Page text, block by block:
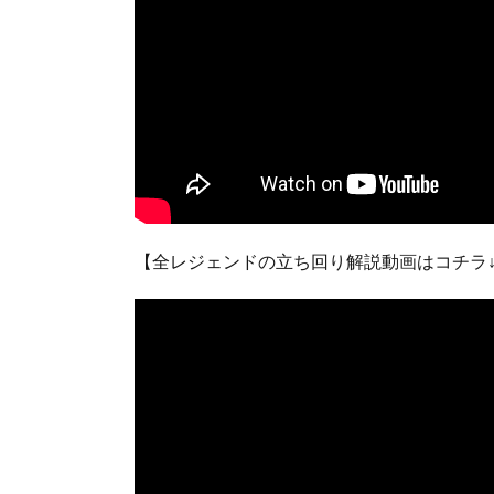
【全レジェンドの立ち回り解説動画はコチラ